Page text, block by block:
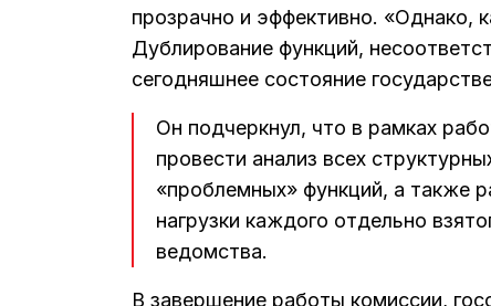
прозрачно и эффективно. «Однако,
Дублирование функций,
сегодняшнее состояние
Он подчеркнул, что в рамках
провести анализ всех
«проблемных» функций, а также
нагрузки каждого отдельно
ведомства.
В завершение работы комиссии,